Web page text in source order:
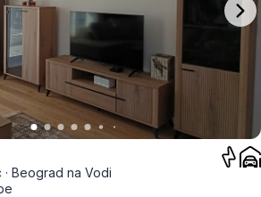
· Beograd na Vodi